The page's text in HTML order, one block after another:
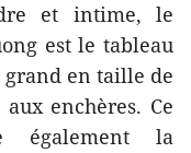
et intime, le
est le tableau
en taille de
enchères. Ce
également la